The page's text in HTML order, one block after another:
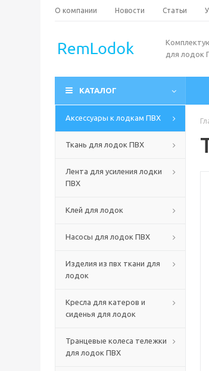
О компании Новости Статьи
для лодок
КАТАЛОГ
Аксессуары к лодкам ПВХ
Ткань для лодок ПВХ
Лента для усиления лодки
ПВХ
Клей для лодок
Насосы для лодок ПВХ
Изделия из пвх ткани для
лодок
Кресла для катеров и
сиденья для лодок
Транцевые колеса тележки
для лодок ПВХ